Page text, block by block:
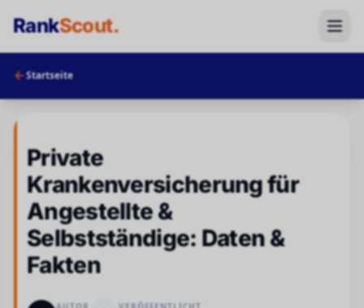
RankScout.
Startseite
Private
Krankenversicherung für
Angestellte &
Selbstständige: Daten &
Fakten